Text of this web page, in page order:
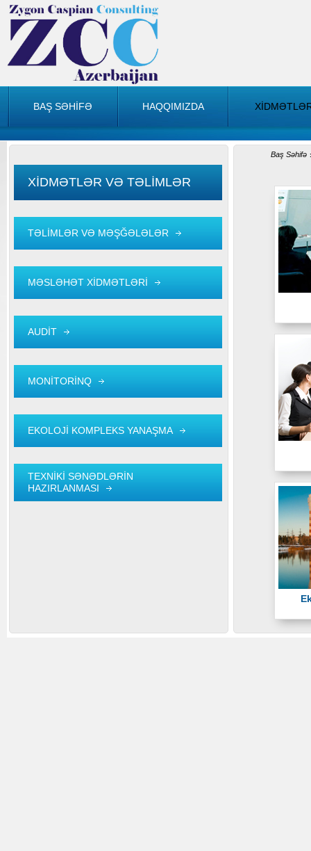
BAŞ SƏHİFƏ HAQQIMIZDA
XİDMƏTLƏR VƏ TƏLİMLƏR
TƏLİMLƏR VƏ MƏŞĞƏLƏLƏR
MƏSLƏHƏT XİDMƏTLƏRİ
AUDİT
MONİTORİNQ
EKOLOJİ KOMPLEKS YANAŞMA
TEXNİKİ SƏNƏDLƏRİN
HAZIRLANMASI
Baş Səhifə